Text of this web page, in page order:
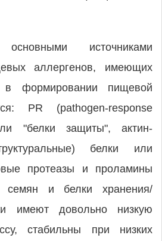
источниками
аллергенов, имеющих
в формировании пищевой
PR (pathogen-response
"белки защиты", актин-
белки или
протеазы и проламины
семян и белки хранения/
имеют довольно низкую
стабильны при низких